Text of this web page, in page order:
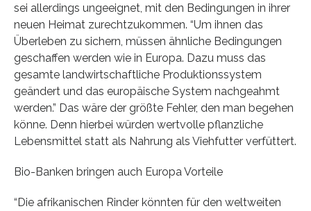
sei allerdings ungeeignet, mit den Bedingungen in ihrer
neuen Heimat zurechtzukommen. “Um ihnen das
Überleben zu sichern, müssen ähnliche Bedingungen
geschaffen werden wie in Europa. Dazu muss das
gesamte landwirtschaftliche Produktionssystem
geändert und das europäische System nachgeahmt
werden.” Das wäre der größte Fehler, den man begehen
könne. Denn hierbei würden wertvolle pflanzliche
Lebensmittel statt als Nahrung als Viehfutter verfüttert.
Bio-Banken bringen auch Europa Vorteile
“Die afrikanischen Rinder könnten für den weltweiten